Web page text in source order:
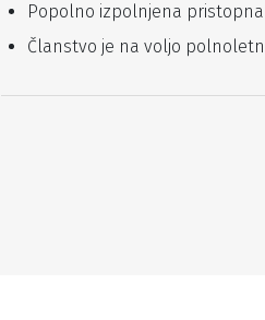
Popolno izpolnjena pristopna
Članstvo je na voljo